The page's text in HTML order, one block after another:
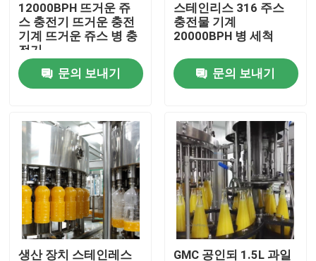
품질 관리
연락주세요
뉴스
인용문을 요구하세요
주스 충전물 기계
자동 오일 충전기
12000BPH 뜨거운 쥬
스 충전기 뜨거운 충전
기계 뜨거운 쥬스 병 충
전기
문의 보내기
스테인리스 316 주스
충전물 기계
20000BPH 병 세척
문의 보내기
생산 장치 스테인레스 GMC 공인되 1.5L 과일